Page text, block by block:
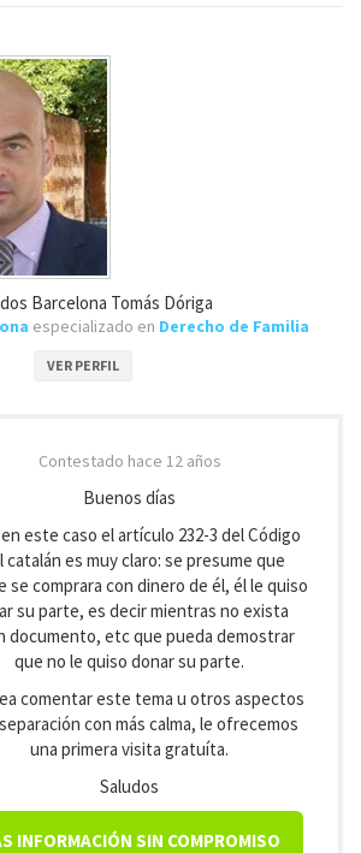
Barcelona Tomás Dóriga
especializado en Derecho de Familia
VER PERFIL
Contestado hace 12 años
Buenos días
este caso el artículo 232-3 del Código
catalán es muy claro: se presume que
se comprara con dinero de él, él le quiso
su parte, es decir mientras no exista
documento, etc que pueda demostrar
que no le quiso donar su parte.
comentar este tema u otros aspectos
con más calma, le ofrecemos
una primera visita gratuíta.
Saludos
INFORMACIÓN SIN COMPROMISO